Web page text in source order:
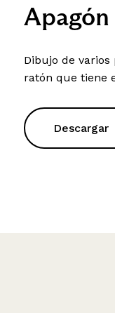
Apagón
Dibujo de
ratón que tiene
Descargar